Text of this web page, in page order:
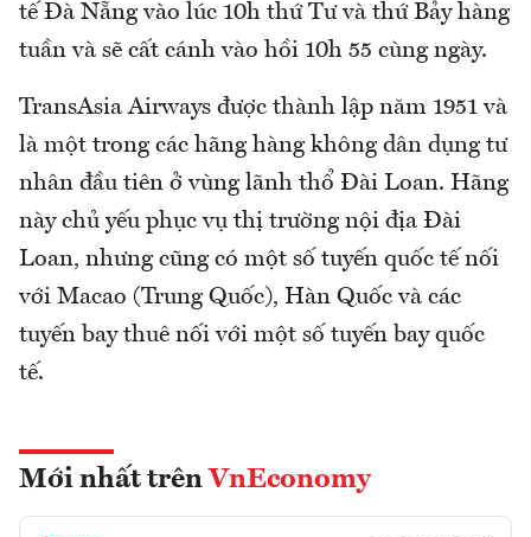
tế Đà Nẵng vào lúc 10h thứ Tư và thứ Bảy hàng
tuần và sẽ cất cánh vào hồi 10h 55 cùng ngày.
TransAsia Airways được thành lập năm 1951 và
là một trong các hãng hàng không dân dụng tư
nhân đầu tiên ở vùng lãnh thổ Đài Loan. Hãng
này chủ yếu phục vụ thị trường nội địa Đài
Loan, nhưng cũng có một số tuyến quốc tế nối
với Macao (Trung Quốc), Hàn Quốc và các
tuyến bay thuê nối với một số tuyến bay quốc
tế.
Mới nhất trên VnEconomy